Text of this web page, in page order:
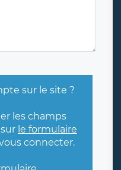
sur le site ?
les champs
le formulaire
connecter.